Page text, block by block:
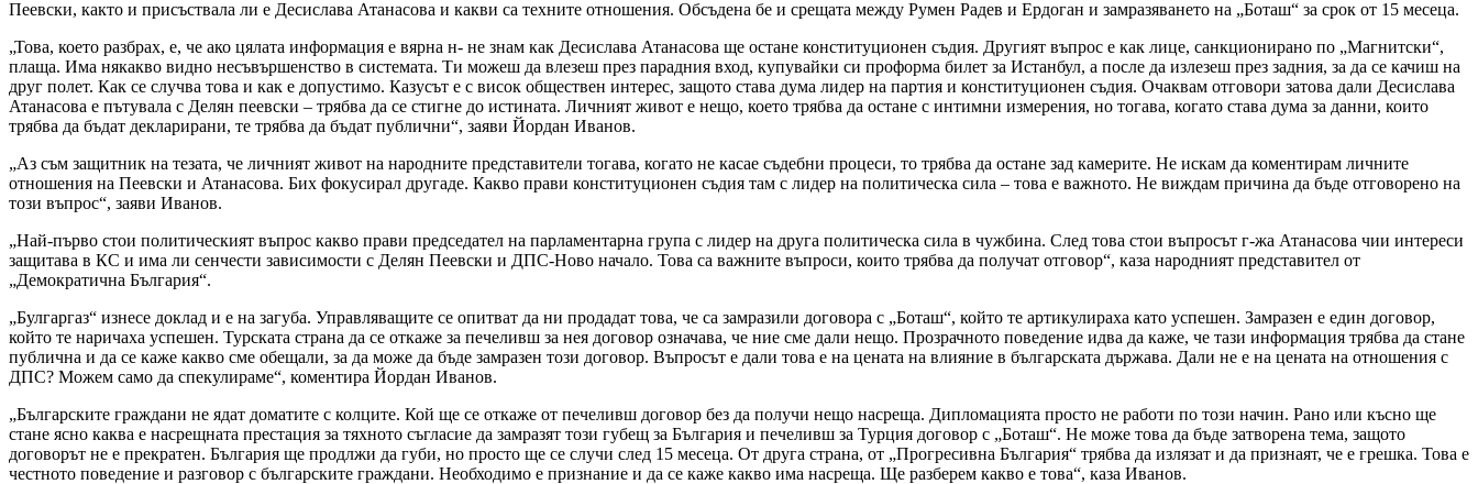
Пеевски, както и присъствала ли е Десислава Атанасова и какви са техните отношения. Обсъдена бе и срещата между Румен Радев и Ердоган и замразяването на „Боташ“ за срок от 15 месеца.
„Това, което разбрах, е, че ако цялата информация е вярна н- не знам как Десислава Атанасова ще остане конституционен съдия. Другият въпрос е как лице, санкционирано по „Магнитски“,
плаща. Има някакво видно несъвършенство в системата. Ти можеш да влезеш през парадния вход, купувайки си проформа билет за Истанбул, а после да излезеш през задния, за да се качиш на
друг полет. Как се случва това и как е допустимо. Казусът е с висок обществен интерес, защото става дума лидер на партия и конституционен съдия. Очаквам отговори затова дали Десислава
Атанасова е пътувала с Делян пеевски – трябва да се стигне до истината. Личният живот е нещо, което трябва да остане с интимни измерения, но тогава, когато става дума за данни, които
трябва да бъдат декларирани, те трябва да бъдат публични“, заяви Йордан Иванов.
„Аз съм защитник на тезата, че личният живот на народните представители тогава, когато не касае съдебни процеси, то трябва да остане зад камерите. Не искам да коментирам личните
отношения на Пеевски и Атанасова. Бих фокусирал другаде. Какво прави конституционен съдия там с лидер на политическа сила – това е важното. Не виждам причина да бъде отговорено на
този въпрос“, заяви Иванов.
„Най-първо стои политическият въпрос какво прави председател на парламентарна група с лидер на друга политическа сила в чужбина. След това стои въпросът г-жа Атанасова чии интереси
защитава в КС и има ли сенчести зависимости с Делян Пеевски и ДПС-Ново начало. Това са важните въпроси, които трябва да получат отговор“, каза народният представител от
„Демократична България“.
„Булгаргаз“ изнесе доклад и е на загуба. Управляващите се опитват да ни продадат това, че са замразили договора с „Боташ“, който те артикулираха като успешен. Замразен е един договор,
който те наричаха успешен. Турската страна да се откаже за печеливш за нея договор означава, че ние сме дали нещо. Прозрачното поведение идва да каже, че тази информация трябва да стане
публична и да се каже какво сме обещали, за да може да бъде замразен този договор. Въпросът е дали това е на цената на влияние в българската държава. Дали не е на цената на отношения с
ДПС? Можем само да спекулираме“, коментира Йордан Иванов.
„Българските граждани не ядат доматите с колците. Кой ще се откаже от печеливш договор без да получи нещо насреща. Дипломацията просто не работи по този начин. Рано или късно ще
стане ясно каква е насрещната престация за тяхното съгласие да замразят този губещ за България и печеливш за Турция договор с „Боташ“. Не може това да бъде затворена тема, защото
договорът не е прекратен. България ще продлжи да губи, но просто ще се случи след 15 месеца. От друга страна, от „Прогресивна България“ трябва да излязат и да признаят, че е грешка. Това е
честното поведение и разговор с българските граждани. Необходимо е признание и да се каже какво има насреща. Ще разберем какво е това“, каза Иванов.